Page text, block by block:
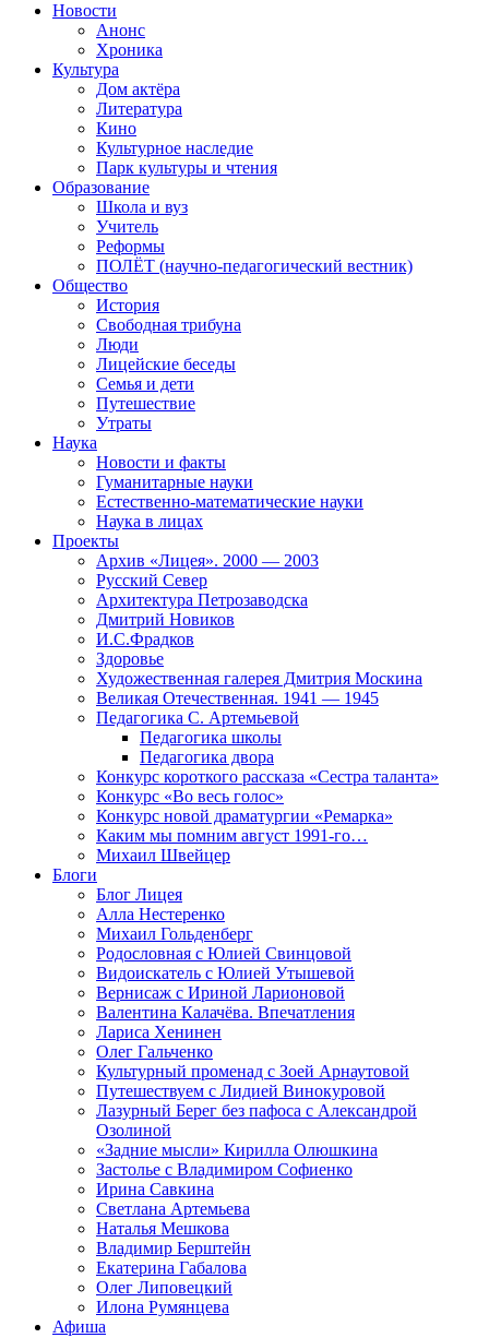
Новости
Анонс
Хроника
Культура
Дом актёра
Литература
Кино
Культурное наследие
Парк культуры и чтения
Образование
Школа и вуз
Учитель
Реформы
ПОЛЁТ (научно-педагогический вестник)
Общество
История
Свободная трибуна
Люди
Лицейские беседы
Семья и дети
Путешествие
Утраты
Наука
Новости и факты
Гуманитарные науки
Естественно-математические науки
Наука в лицах
Проекты
Архив «Лицея». 2000 — 2003
Русский Север
Архитектура Петрозаводска
Дмитрий Новиков
И.С.Фрадков
Здоровье
Художественная галерея Дмитрия Москина
Великая Отечественная. 1941 — 1945
Педагогика С. Артемьевой
Педагогика школы
Педагогика двора
Конкурс короткого рассказа «Сестра таланта»
Конкурс «Во весь голос»
Конкурс новой драматургии «Ремарка»
Каким мы помним август 1991-го…
Михаил Швейцер
Блоги
Блог Лицея
Алла Нестеренко
Михаил Гольденберг
Родословная с Юлией Свинцовой
Видоискатель с Юлией Утышевой
Вернисаж с Ириной Ларионовой
Валентина Калачёва. Впечатления
Лариса Хенинен
Олег Гальченко
Культурный променад с Зоей Арнаутовой
Путешествуем с Лидией Винокуровой
Лазурный Берег без пафоса с Александрой
Озолиной
«Задние мысли» Кирилла Олюшкина
Застолье с Владимиром Софиенко
Ирина Савкина
Светлана Артемьева
Наталья Мешкова
Владимир Берштейн
Екатерина Габалова
Олег Липовецкий
Илона Румянцева
Афиша